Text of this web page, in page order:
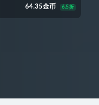
64.35金币 6.5折